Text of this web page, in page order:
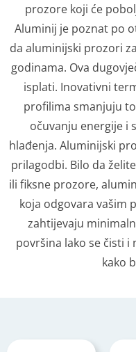
prozore koji će
Aluminij je poznat po
da aluminijski prozori
godinama. Ova
isplati. Inovativni
profilima smanjuju
očuvanju energije i
hlađenja. Aluminijski
prilagodbi. Bilo da
ili fiksne prozore,
koja odgovara vašim
zahtijevaju
površina lako se čisti
kako